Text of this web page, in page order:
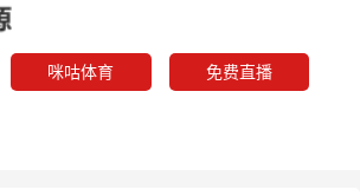
咪咕体育 免费直播